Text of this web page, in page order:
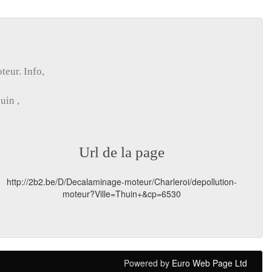
. Info,
,
Url de la page
http://2b2.be/D/Decalaminage-moteur/Charleroi/depollution-
moteur?Ville=Thuin+&cp=6530
Powered by Euro Web Page Ltd